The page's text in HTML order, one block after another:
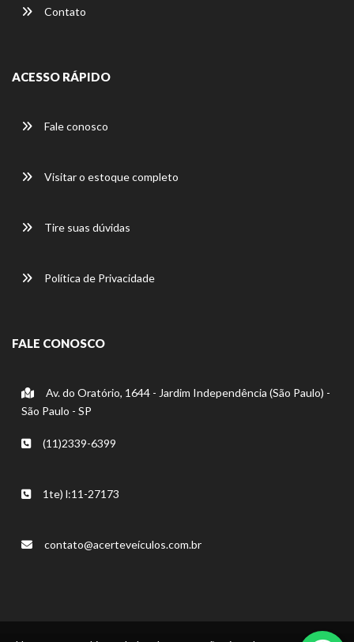
Contato
ACESSO RÁPIDO
Fale conosco
Visitar o estoque completo
Tire suas dúvidas
Política de Privacidade
FALE CONOSCO
Av. do Oratório, 1644 - Jardim Independência (São Paulo) -
São Paulo - SP
(11)2339-6399
1te) l:11-27173
contato@acerteveículos.com.br